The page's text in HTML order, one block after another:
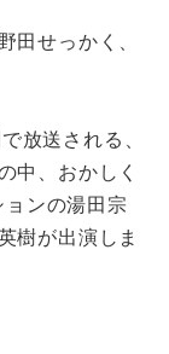
田せっかく、
放送される、
中、おかしく
ンの湯田宗
樹が出演しま